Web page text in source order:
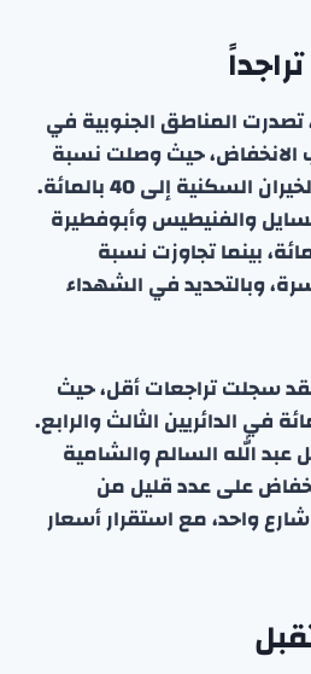
المناطق الجنوبية في
حيث وصلت نسبة
الانخفاض في منطقة الخيران السكنية إلى 40 بالمائة.
والفنيطيس وأبوفطيرة
تقارب 33 بالمائة، بينما تجاوزت نسبة
وبالتحديد في الشهداء
سجلت تراجعات أقل، حيث
بين 10 و15 بالمائة في الدائريين الثالث والرابع.
عبد الله السالم والشامية
على عدد قليل من
واحد، مع استقرار أسعار